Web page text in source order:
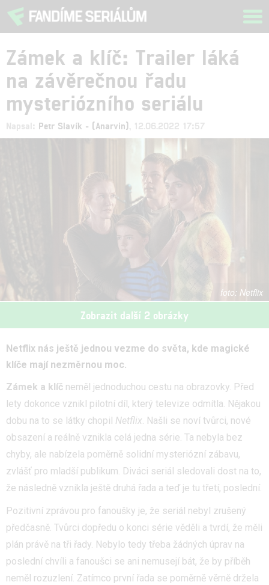
Zámek a klíč: Trailer láká
na závěrečnou řadu
mysteriózního seriálu
Napsal: Petr Slavík - (Anarvin) , 12.06.2022 17:57
Netflix
Zobrazit další 2 obrázky
Netflix nás ještě jednou vezme do světa, kde magické
klíče mají nezměrnou moc.
Zámek a klíč neměl jednoduchou cestu na obrazovky. Před
lety dokonce vznikl pilotní díl, který televize odmítla. Nějakou
dobu na to se látky chopil Netflix. Našli se noví tvůrci, nové
obsazení a reálně vznikla celá jedna série. Ta nebyla bez
chyby, ale nabízela poměrně solidní mysteriózní zábavu,
zvlášť pro mladší publikum. Diváci seriál sledovali dost na to,
že následně vznikla ještě druhá řada a teď je tu třetí, poslední.
Pozitivní zprávou pro fanoušky je, že seriál nebyl zrušený
předčasně. Tvůrci dopředu o konci série věděli a tvrdí, že měli
plán právě na tři řady. Nebylo tedy třeba žádných úprav na
poslední chvíli a fanoušci se ani nemusejí bát, že by příběh
neměl rozuzlení. Zatímco první řada se poměrně věrně držela